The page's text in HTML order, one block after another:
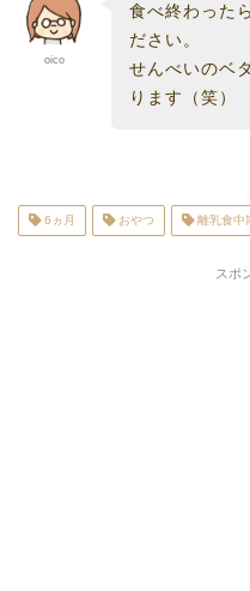
oico
食べ終わった
ださい。
せんべいのベ
ります（笑）
6ヵ月 おやつ 離乳食中
スポ